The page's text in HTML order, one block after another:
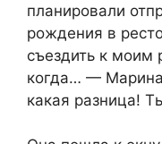
планировали
рождения в
съездить к моим
когда… —
какая разница!